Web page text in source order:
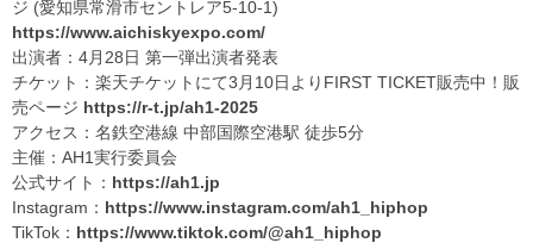
ジ (愛知県常滑市セントレア5-10-1)
https://www.aichiskyexpo.com/
出演者：4月28日 第一弾出演者発表
チケット：楽天チケットにて3月10日よりFIRST TICKET販売中！販
売ページ https://r-t.jp/ah1-2025
アクセス：名鉄空港線 中部国際空港駅 徒歩5分
主催：AH1実行委員会
公式サイト： https://ah1.jp
Instagram： https://www.instagram.com/ah1_hiphop
TikTok： https://www.tiktok.com/@ah1_hiphop